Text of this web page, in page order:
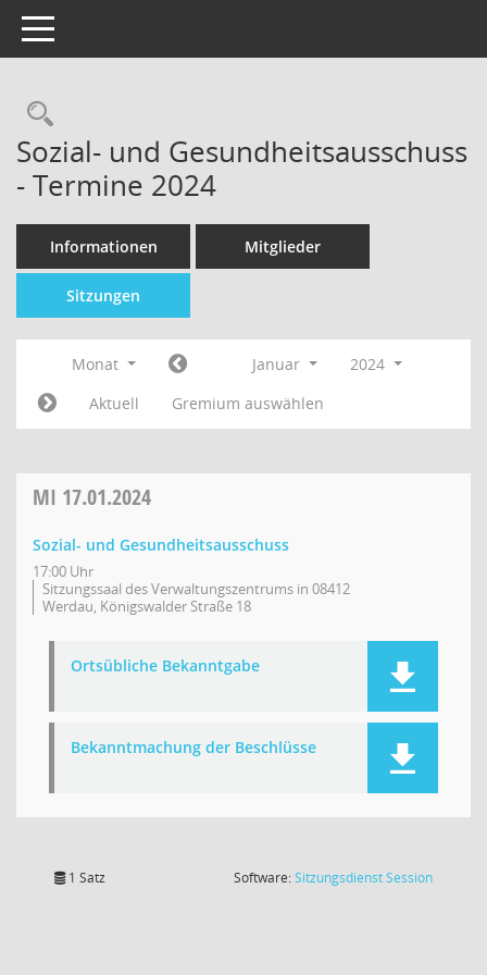
Toggle navigation
Sozial- und Gesundheitsausschuss
- Termine 2024
Informationen Mitglieder
Sitzungen
Monat Januar
2024
Aktuell
Gremium auswählen
MI 17.01.2024
Sozial- und Gesundheitsausschuss
17:00 Uhr
Sitzungssaal des Verwaltungszentrums in 08412
Werdau, Königswalder Straße 18
Ortsübliche Bekanntgabe
Bekanntmachung der Beschlüsse
1 Satz Software:SitzungsdienstSession(Wird in